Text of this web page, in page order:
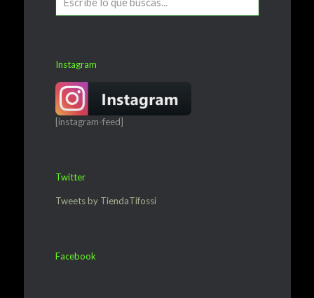
Instagram
[instagram-feed]
Twitter
Tweets by TiendaTifossi
Facebook